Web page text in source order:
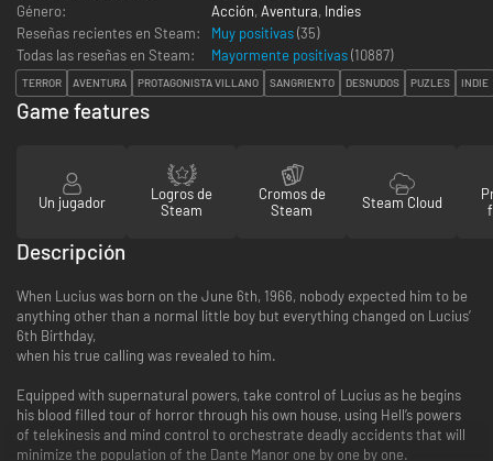
Género:
Acción, Aventura, Indies
Reseñas recientes en Steam:
Muy positivas(35)
Todas las reseñas en Steam:
Mayormente positivas(10887)
TERROR AVENTURA PROTAGONISTA VILLANO SANGRIENTO DESNUDOS PUZLES INDIE
Game features
Un jugador
Logros de
Steam
Cromos de
Steam
Steam Cloud
Descripción
When Lucius was born on the June 6th, 1966, nobody expected him to be
anything other than a normal little boy but everything changed on Lucius’
6th Birthday,
when his true calling was revealed to him.
Equipped with supernatural powers, take control of Lucius as he begins
his blood filled tour of horror through his own house, using Hell’s powers
of telekinesis and mind control to orchestrate deadly accidents that will
minimize the population of the Dante Manor one by one by one.